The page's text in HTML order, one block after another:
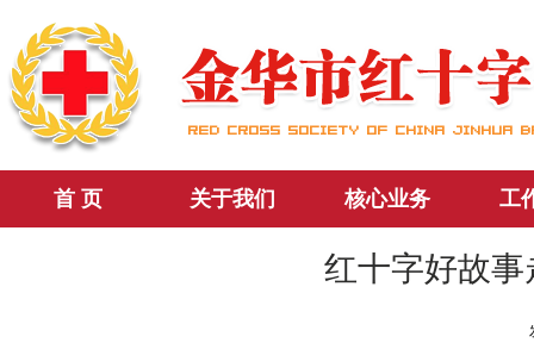
首 页 关于我们 核心业务 工
红十字好故